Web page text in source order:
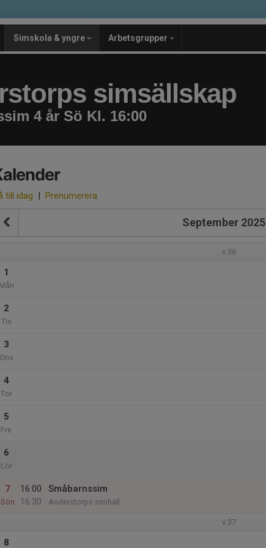
Simskola & yngre Arbetsgrupper
simsällskap
4 år Sö Kl. 16:00
till idag | Prenumerera
September 2025
v.36
1
Mån
2
Tis
3
Ons
4
Tor
5
Fre
6
Lör
7
Sön
16:00
16:30
Småbarnssim
Anderstorps simhall
v.37
8